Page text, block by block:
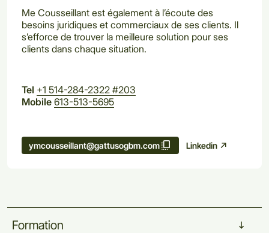
Me Cousseillant est également à l’écoute des
besoins juridiques et commerciaux de ses clients. Il
s’efforce de trouver la meilleure solution pour ses
clients dans chaque situation.
Tel +1 514-284-2322 #203
Mobile 613-513-5695
ymcousseillant@gattusogbm.com Linkedin
Formation